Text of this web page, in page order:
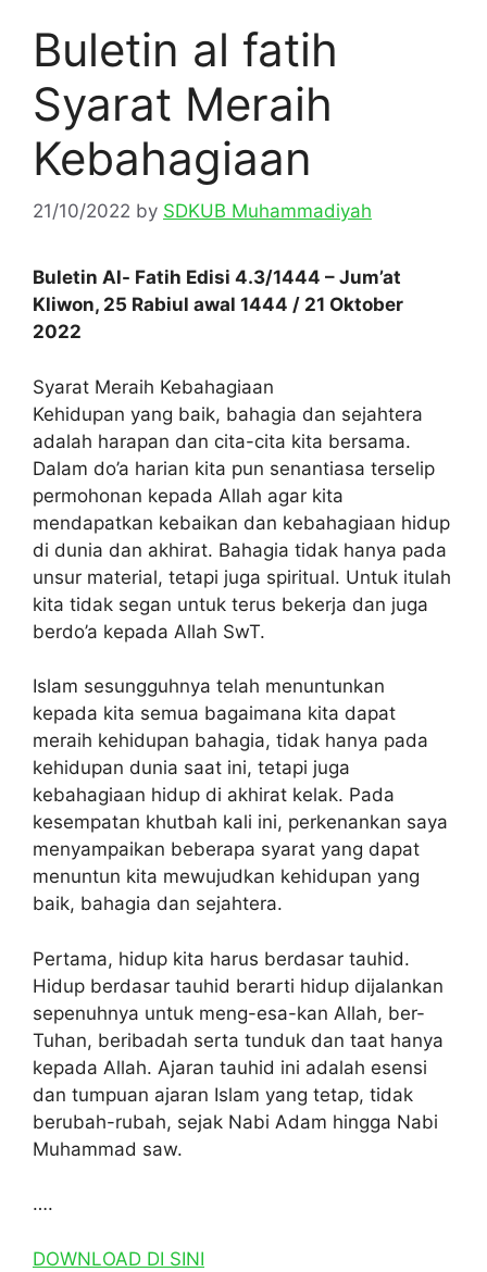
Buletin al fatih
Syarat Meraih
Kebahagiaan
21/10/2022 by SDKUB Muhammadiyah
Buletin Al- Fatih Edisi 4.3/1444 – Jum’at
Kliwon, 25 Rabiul awal 1444 / 21 Oktober
2022
Syarat Meraih Kebahagiaan
Kehidupan yang baik, bahagia dan sejahtera
adalah harapan dan cita-cita kita bersama.
Dalam do’a harian kita pun senantiasa terselip
permohonan kepada Allah agar kita
mendapatkan kebaikan dan kebahagiaan hidup
di dunia dan akhirat. Bahagia tidak hanya pada
unsur material, tetapi juga spiritual. Untuk itulah
kita tidak segan untuk terus bekerja dan juga
berdo’a kepada Allah SwT.
Islam sesungguhnya telah menuntunkan
kepada kita semua bagaimana kita dapat
meraih kehidupan bahagia, tidak hanya pada
kehidupan dunia saat ini, tetapi juga
kebahagiaan hidup di akhirat kelak. Pada
kesempatan khutbah kali ini, perkenankan saya
menyampaikan beberapa syarat yang dapat
menuntun kita mewujudkan kehidupan yang
baik, bahagia dan sejahtera.
Pertama, hidup kita harus berdasar tauhid.
Hidup berdasar tauhid berarti hidup dijalankan
sepenuhnya untuk meng-esa-kan Allah, ber-
Tuhan, beribadah serta tunduk dan taat hanya
kepada Allah. Ajaran tauhid ini adalah esensi
dan tumpuan ajaran Islam yang tetap, tidak
berubah-rubah, sejak Nabi Adam hingga Nabi
Muhammad saw.
….
DOWNLOAD DI SINI